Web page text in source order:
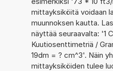
mittayksiköitä voidaan
muunnoksen kautta.
näyttää seuraavalta: '1
Kuutiosenttimetriä /
19dm = ? cm^3'. Näin
mittayksiköiden tulee